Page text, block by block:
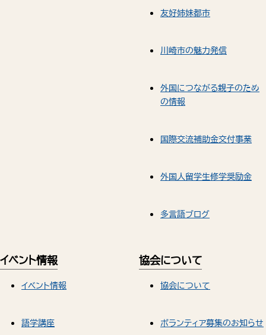
友好姉妹都市
川崎市の魅力発信
外国につながる親子のため
の情報
国際交流補助金交付事業
外国人留学生修学奨励金
多言語ブログ
イベント情報
イベント情報
語学講座
協会について
協会について
ボランティア募集のお知らせ